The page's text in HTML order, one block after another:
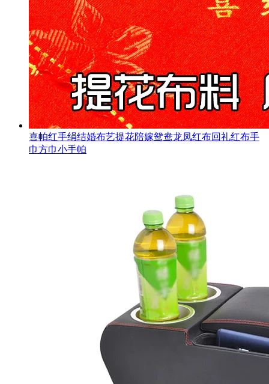
喜帕红手绢结婚布艺提花陪嫁鸳鸯龙凤红布回礼红布手
巾方巾小手帕